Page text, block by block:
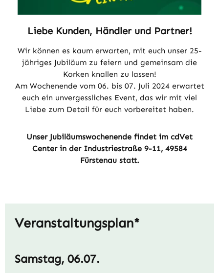
Liebe Kunden, Händler und Partner!
Wir können es kaum erwarten, mit euch unser 25-
jähriges Jubiläum zu feiern und gemeinsam die
Korken knallen zu lassen!
Am Wochenende vom 06. bis 07. Juli 2024 erwartet
euch ein unvergessliches Event, das wir mit viel
Liebe zum Detail für euch vorbereitet haben.
Unser Jubiläumswochenende findet im cdVet
Center in der Industriestraße 9-11, 49584
Fürstenau statt.
Veranstaltungsplan*
Samstag, 06.07.